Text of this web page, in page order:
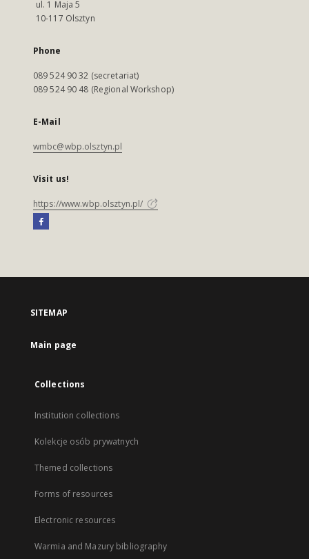
ul. 1 Maja 5
10-117 Olsztyn
Phone
089 524 90 32 (secretariat)
089 524 90 48 (Regional Workshop)
E-Mail
wmbc@wbp.olsztyn.pl
Visit us!
https://www.wbp.olsztyn.pl/
SITEMAP
Main page
Collections
Institution collections
Kolekcje osób prywatnych
Themed collections
Forms of resources
Electronic resources
Warmia and Mazury bibliography